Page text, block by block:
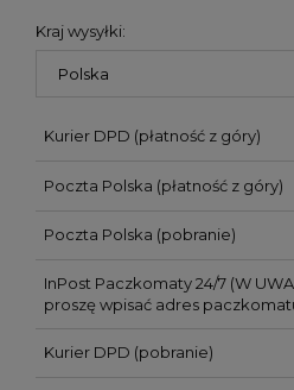
Kraj wysyłki:
Kurier DPD (płatność z góry)
Poczta Polska (płatność z góry)
Poczta Polska (pobranie)
InPost Paczkomaty 24/7(W
proszę wpisać adres
Kurier DPD (pobranie)